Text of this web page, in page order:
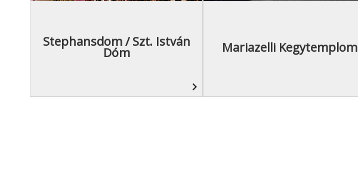
Stephansdom / Szt. István
Dóm
navigate_next
Mariazelli Kegytemplom